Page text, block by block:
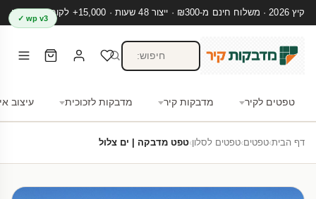
קיץ 2026 · משלוח חינם מ-₪300 · ייצור 48 שעות · 15,000+ לקוחות מרוצים
טפטים לקיר מדבקות קיר מדבקות לזכוכית עיצוב
wp v3 ✓
דף הבית›טפטים›טפטים לסלון›טפט מדבקה | ים צלול